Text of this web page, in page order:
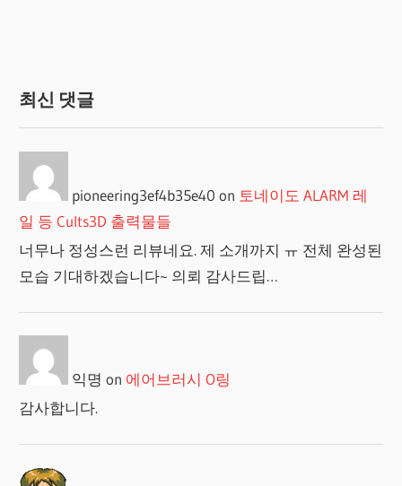
최신 댓글
pioneering3ef4b35e40 on 토네이도 ALARM 레
일 등 Cults3D 출력물들
너무나 정성스런 리뷰네요. 제 소개까지 ㅠ 전체 완성된
모습 기대하겠습니다~ 의뢰 감사드립…
익명 on 에어브러시 O링
감사합니다.